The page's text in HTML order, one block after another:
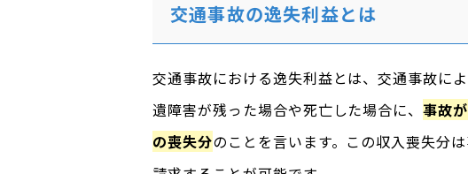
交通事故の逸失利益とは
交通事故における逸失利益とは、交通事故に
遺障害が残った場合や死亡した場合に、事故
の喪失分のことを言います。この収入喪失分